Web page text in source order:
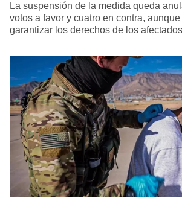
La suspensión de la medida queda
votos a favor y cuatro en contra,
garantizar los derechos de los afectados